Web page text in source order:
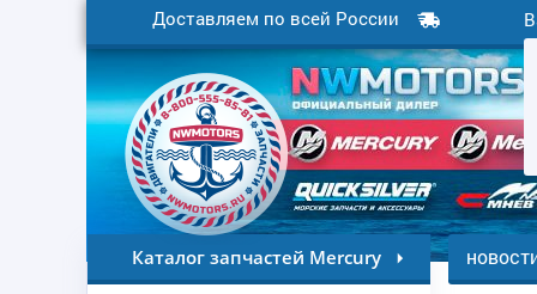
Доставляем по всей России
Каталог запчастей Mercury